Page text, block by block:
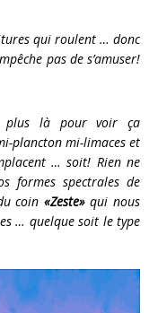
qui roulent … donc
pas de s’amuser!
plus là pour voir ça
plancton mi-limaces et
… soit! Rien ne
formes spectrales de
coin «Zeste»qui nous
… quelque soit le type